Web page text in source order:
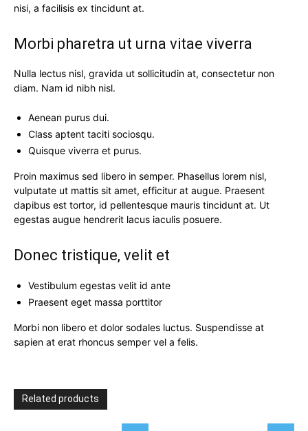
nisi, a facilisis ex tincidunt at.
Morbi pharetra ut urna vitae viverra
Nulla lectus nisl, gravida ut sollicitudin at, consectetur non
diam. Nam id nibh nisl.
Aenean purus dui.
Class aptent taciti sociosqu.
Quisque viverra et purus.
Proin maximus sed libero in semper. Phasellus lorem nisl,
vulputate ut mattis sit amet, efficitur at augue. Praesent
dapibus est tortor, id pellentesque mauris tincidunt at. Ut
egestas augue hendrerit lacus iaculis posuere.
Donec tristique, velit et
Vestibulum egestas velit id ante
Praesent eget massa porttitor
Morbi non libero et dolor sodales luctus. Suspendisse at
sapien at erat rhoncus semper vel a felis.
Related products